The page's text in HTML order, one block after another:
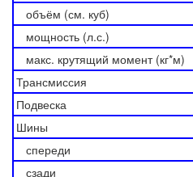
объём (см. куб)
мощность (л.с.)
макс. крутящий момент (кг*м)
Трансмиссия
Подвеска
Шины
спереди
сзади